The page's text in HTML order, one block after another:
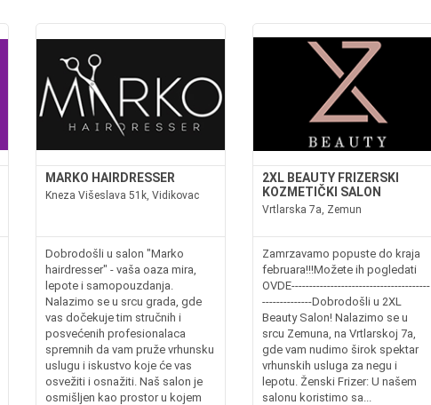
MARKO HAIRDRESSER
Kneza Višeslava 51k, Vidikovac
Dobrodošli u salon "Marko
hairdresser" - vaša oaza mira,
lepote i samopouzdanja.
Nalazimo se u srcu grada, gde
vas dočekuje tim stručnih i
posvećenih profesionalaca
spremnih da vam pruže vrhunsku
uslugu i iskustvo koje će vas
osvežiti i osnažiti. Naš salon je
osmišljen kao prostor u kojem
2XL BEAUTY FRIZERSKI
KOZMETIČKI SALON
Vrtlarska 7a, Zemun
Zamrzavamo popuste do kraja
februara!!!Možete ih pogledati
OVDE---------------------------------------
--------------Dobrodošli u 2XL
Beauty Salon! Nalazimo se u
srcu Zemuna, na Vrtlarskoj 7a,
gde vam nudimo širok spektar
vrhunskih usluga za negu i
lepotu. Ženski Frizer: U našem
salonu koristimo sa...